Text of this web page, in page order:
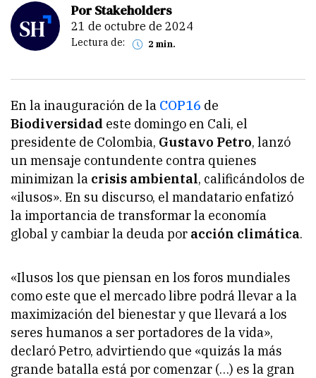
Por Stakeholders
21 de octubre de 2024
Lectura de: 2 min.
En la inauguración de la COP16 de
Biodiversidad este domingo en Cali, el
presidente de Colombia, Gustavo Petro, lanzó
un mensaje contundente contra quienes
minimizan la crisis ambiental, calificándolos de
«ilusos». En su discurso, el mandatario enfatizó
la importancia de transformar la economía
global y cambiar la deuda por acción climática.
«Ilusos los que piensan en los foros mundiales
como este que el mercado libre podrá llevar a la
maximización del bienestar y que llevará a los
seres humanos a ser portadores de la vida»,
declaró Petro, advirtiendo que «quizás la más
grande batalla está por comenzar (…) es la gran